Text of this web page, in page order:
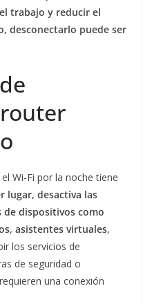
trabajo y reducir el
desconectarlo puede ser
Wi-Fi por la noche tiene
lugar, desactiva las
dispositivos como
asistentes virtuales,
los servicios de
de seguridad o
una conexión